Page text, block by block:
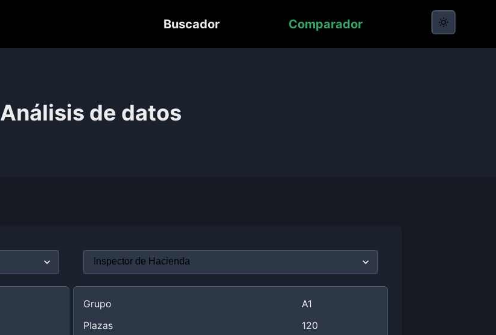
Buscador Comparador
Análisis de datos
Grupo
A1
Plazas
120